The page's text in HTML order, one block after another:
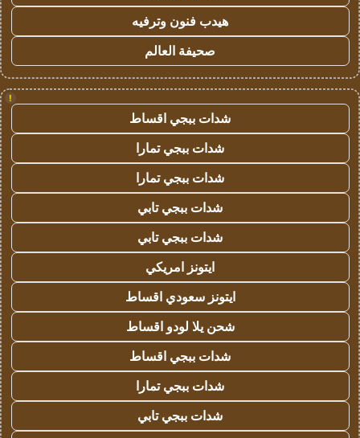
هيدب فنون وترفيه
صحيفة العالم
!
شدات ببجي اقساط
شدات ببجي تمارا
شدات ببجي تمارا
شدات ببجي تابي
شدات ببجي تابي
ايتونز امريكي
ايتونز سعودي اقساط
شحن يلا لودو اقساط
شدات ببجي اقساط
شدات ببجي تمارا
شدات ببجي تابي